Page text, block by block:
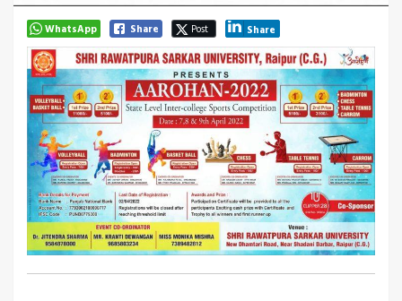
WhatsApp Share Post Share